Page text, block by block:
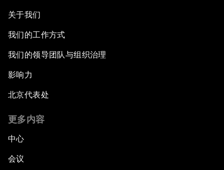
关于我们
我们的工作方式
我们的领导团队与组织治理
影响力
北京代表处
更多内容
中心
会议